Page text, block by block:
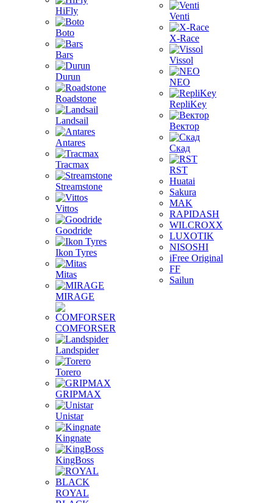
HiFly
Boto
Bars
Durun
Roadstone
Landsail
Antares
Tracmax
Streamstone
Vittos
Goodride
Ikon Tyres
Mitas
MIRAGE
COMFORSER
Landspider
Torero
GRIPMAX
Unistar
Kingnate
KingBoss
ROYAL
Venti
X-Race
Vissol
NEO
RepliKey
Вектор
Скад
RST
Huatai
Sakura
MAK
RAPIDASH
WILCROXX
LUXOTIK
NISOSHI
iFree Original
FF
Sailun